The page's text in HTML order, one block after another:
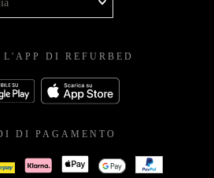
L'APP DI REFURBED
DI PAGAMENTO